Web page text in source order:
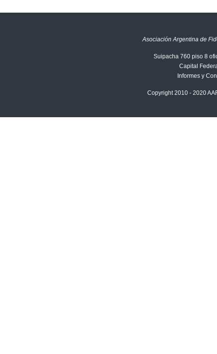
Asociación Argentina de
Suipacha 760 piso 8
Capital
Informes y
Copyright 2010 - 2020